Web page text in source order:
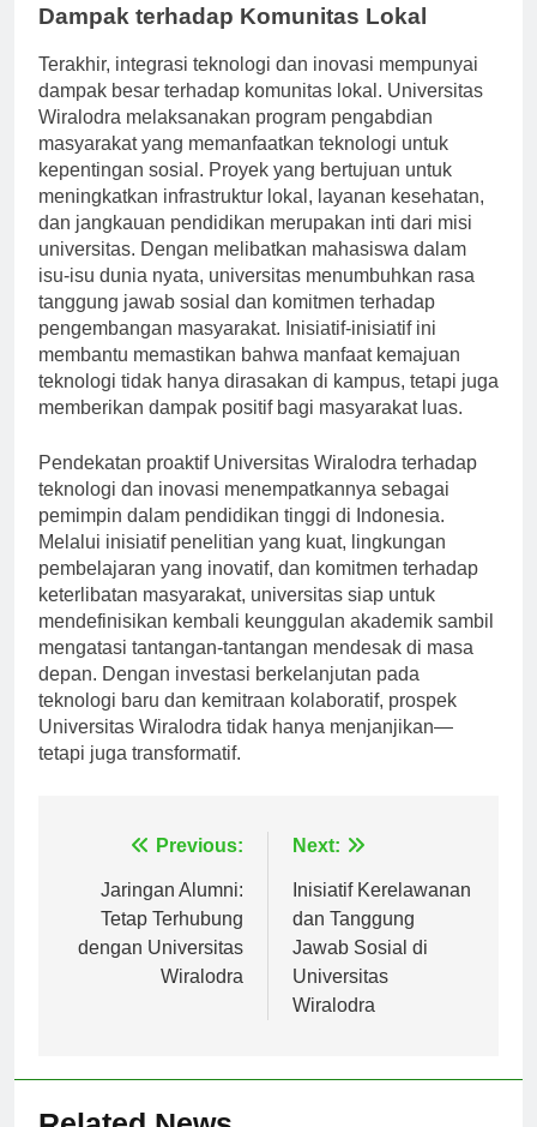
Dampak terhadap Komunitas Lokal
Terakhir, integrasi teknologi dan inovasi mempunyai
dampak besar terhadap komunitas lokal. Universitas
Wiralodra melaksanakan program pengabdian
masyarakat yang memanfaatkan teknologi untuk
kepentingan sosial. Proyek yang bertujuan untuk
meningkatkan infrastruktur lokal, layanan kesehatan,
dan jangkauan pendidikan merupakan inti dari misi
universitas. Dengan melibatkan mahasiswa dalam
isu-isu dunia nyata, universitas menumbuhkan rasa
tanggung jawab sosial dan komitmen terhadap
pengembangan masyarakat. Inisiatif-inisiatif ini
membantu memastikan bahwa manfaat kemajuan
teknologi tidak hanya dirasakan di kampus, tetapi juga
Pendekatan proaktif Universitas Wiralodra terhadap
teknologi dan inovasi menempatkannya sebagai
pemimpin dalam pendidikan tinggi di Indonesia.
Melalui inisiatif penelitian yang kuat, lingkungan
pembelajaran yang inovatif, dan komitmen terhadap
keterlibatan masyarakat, universitas siap untuk
mendefinisikan kembali keunggulan akademik sambil
mengatasi tantangan-tantangan mendesak di masa
depan. Dengan investasi berkelanjutan pada
teknologi baru dan kemitraan kolaboratif, prospek
Universitas Wiralodra tidak hanya menjanjikan—
posJaringan Alumni:
Tetap Terhubung
dengan Universitas
Inisiatif Kerelawanan
dan Tanggung
Jawab Sosial di
Universitas